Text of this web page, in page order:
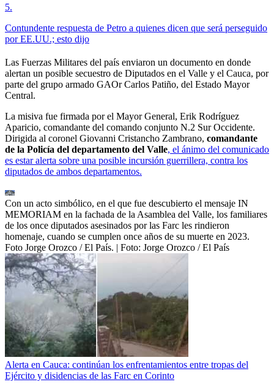
5.
Contundente respuesta de Petro a quienes dicen que será perseguido
por EE.UU.; esto dijo
Las Fuerzas Militares del país enviaron un documento en donde
alertan un posible secuestro de Diputados en el Valle y el Cauca, por
parte del grupo armado GAOr Carlos Patiño, del Estado Mayor
Central.
La misiva fue firmada por el Mayor General, Erik Rodríguez
Aparicio, comandante del comando conjunto N.2 Sur Occidente.
Dirigida al coronel Giovanni Cristancho Zambrano, comandante
de la Policía del departamento del Valle, el ánimo del comunicado
es estar alerta sobre una posible incursión guerrillera, contra los
diputados de ambos departamentos.
Con un acto simbólico, en el que fue descubierto el mensaje IN
MEMORIAM en la fachada de la Asamblea del Valle, los familiares
de los once diputados asesinados por las Farc les rindieron
homenaje, cuando se cumplen once años de su muerte en 2023.
Foto Jorge Orozco / El País. | Foto: Jorge Orozco / El País
Alerta en Cauca: continúan los enfrentamientos entre tropas del
Ejército y disidencias de las Farc en Corinto